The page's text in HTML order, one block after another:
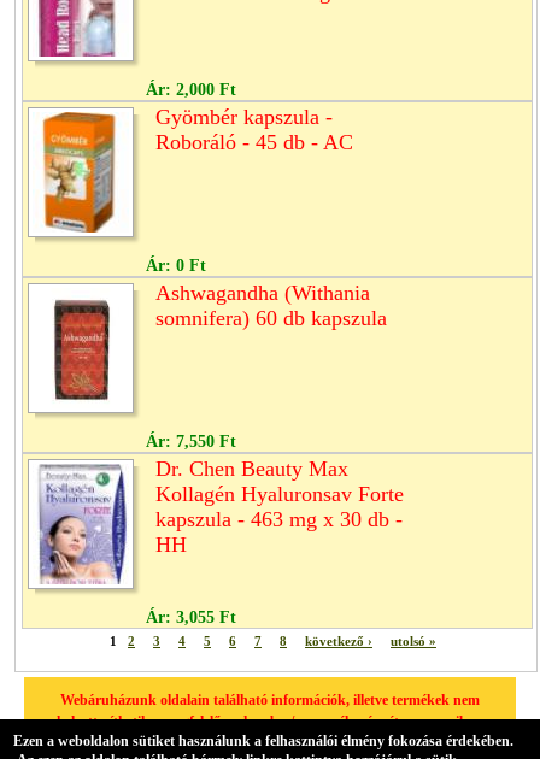
Ár: 2,000 Ft
Gyömbér kapszula -
Roboráló - 45 db - AC
Ár: 0 Ft
Ashwagandha (Withania
somnifera) 60 db kapszula
Ár: 7,550 Ft
Dr. Chen Beauty Max
Kollagén Hyaluronsav Forte
kapszula - 463 mg x 30 db -
HH
Ár: 3,055 Ft
1 2 3 4 5 6 7 8 következő › utolsó »
Webáruházunk oldalain található információk, illetve termékek nem
helyettesíthetik a megfelelő szakember/orvos véleményét, amennyiben
egészségügyi problémája van, kérjük minden esetben forduljon
Ezen a weboldalon sütiket használunk a felhasználói élmény fokozása érdekében.